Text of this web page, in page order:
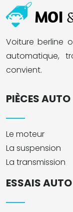
Voiture berline
automatique,
convient.
PIÈCES AUTO
Le moteur
La suspension
La transmission
ESSAIS AUTO